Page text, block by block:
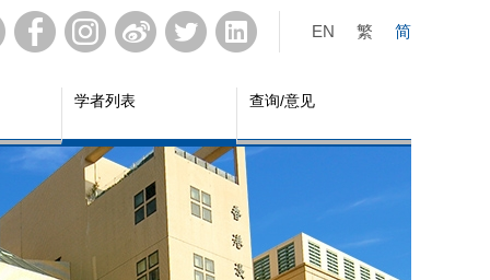
EN 繁 简
学者列表 查询/意见